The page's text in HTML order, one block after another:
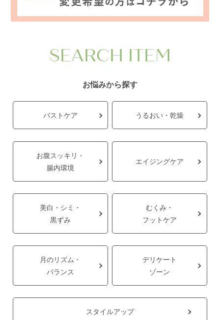
SEARCH ITEM
お悩みから探す
バストケア うるおい・乾燥
お腹スッキリ・
腸内環境
エイジングケア
美白・シミ・
黒ずみ
むくみ・
フットケア
月のリズム・
バランス
デリケート
ゾーン
スタイルアップ